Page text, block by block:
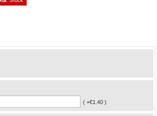
( +€1.40 )